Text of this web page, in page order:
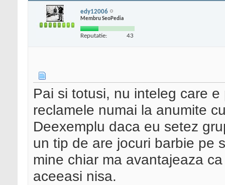
edy12006
Membru SeoPedia
Reputatie: 43
Pai si totusi, nu inteleg care
reclamele numai la anumite
Deexemplu daca eu setez
un tip de are jocuri barbie pe
mine chiar ma avantajeaza
aceeasi nisa.